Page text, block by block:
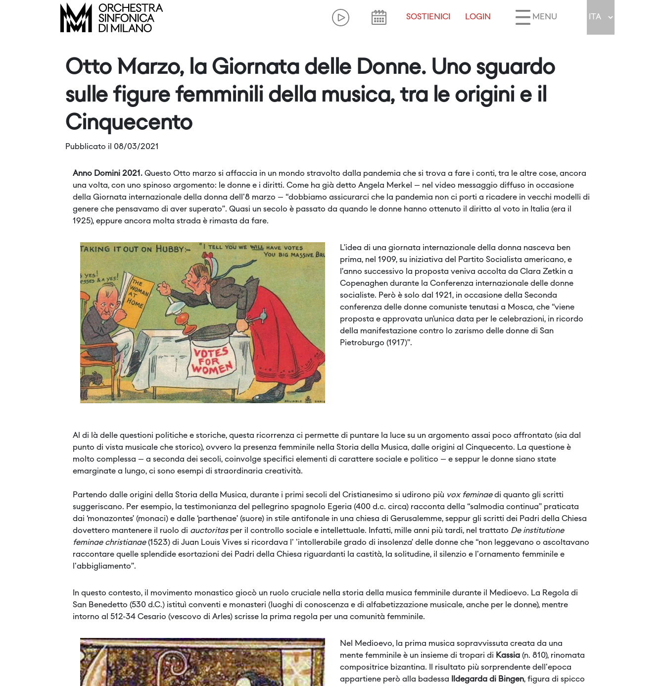
SOSTIENICI LOGIN MENU
Otto Marzo, la Giornata delle Donne. Uno sguardo
sulle figure femminili della musica, tra le origini e il
Cinquecento
Pubblicato il 08/03/2021
Anno Domini 2021. Questo Otto marzo si affaccia in un mondo stravolto dalla pandemia che si trova a fare i conti, tra le altre cose, ancora
una volta, con uno spinoso argomento: le donne e i diritti. Come ha già detto Angela Merkel – nel video messaggio diffuso in occasione
della Giornata internazionale della donna dell'8 marzo – “dobbiamo assicurarci che la pandemia non ci porti a ricadere in vecchi modelli di
genere che pensavamo di aver superato”. Quasi un secolo è passato da quando le donne hanno ottenuto il diritto al voto in Italia (era il
1925), eppure ancora molta strada è rimasta da fare.
L’idea di una giornata internazionale della donna nasceva ben
prima, nel 1909, su iniziativa del Partito Socialista americano, e
l’anno successivo la proposta veniva accolta da Clara Zetkin a
Copenaghen durante la Conferenza internazionale delle donne
socialiste. Però è solo dal 1921, in occasione della Seconda
conferenza delle donne comuniste tenutasi a Mosca, che “viene
proposta e approvata un’unica data per le celebrazioni, in ricordo
della manifestazione contro lo zarismo delle donne di San
Pietroburgo (1917)”.
Al di là delle questioni politiche e storiche, questa ricorrenza ci permette di puntare la luce su un argomento assai poco affrontato (sia dal
punto di vista musicale che storico), ovvero la presenza femminile nella Storia della Musica, dalle origini al Cinquecento. La questione è
molto complessa – a seconda dei secoli, coinvolge specifici elementi di carattere sociale e politico – e seppur le donne siano state
emarginate a lungo, ci sono esempi di straordinaria creatività.
Partendo dalle origini della Storia della Musica, durante i primi secoli del Cristianesimo si udirono più vox feminaedi quanto gli scritti
suggeriscano. Per esempio, la testimonianza del pellegrino spagnolo Egeria (400 d.c. circa) racconta della “salmodia continua” praticata
dai ‘monazontes’ (monaci) e dalle ‘parthenae’ (suore) in stile antifonale in una chiesa di Gerusalemme, seppur gli scritti dei Padri della Chiesa
dovettero mantenere il ruolo di auctoritas per il controllo sociale e intellettuale. Infatti, mille anni più tardi, nel trattato De institutione
feminae christianae(1523) di Juan Louis Vives si ricordava l' 'intollerabile grado di insolenza’ delle donne che “non leggevano o ascoltavano
raccontare quelle splendide esortazioni dei Padri della Chiesa riguardanti la castità, la solitudine, il silenzio e l'ornamento femminile e
l'abbigliamento”.
In questo contesto, il movimento monastico giocò un ruolo cruciale nella storia della musica femminile durante il Medioevo. La Regola di
San Benedetto (530 d.C.) istituì conventi e monasteri (luoghi di conoscenza e di alfabetizzazione musicale, anche per le donne), mentre
intorno al 512-34 Cesario (vescovo di Arles) scrisse la prima regola per una comunità femminile.
Nel Medioevo, la prima musica sopravvissuta creata da una
mente femminile è un insieme di tropari di Kassia (n. 810), rinomata
compositrice bizantina. Il risultato più sorprendente dell'epoca
appartiene però alla badessa Ildegarda di Bingen, figura di spicco